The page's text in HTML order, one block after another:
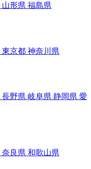
山形県 福島県
東京都 神奈川県
長野県 岐阜県 静岡県 愛
奈良県 和歌山県